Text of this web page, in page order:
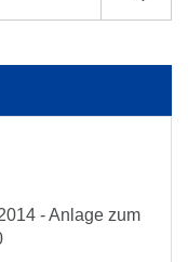
- Anlage zum